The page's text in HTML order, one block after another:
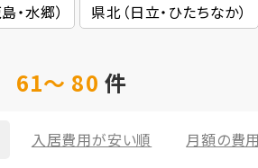
・水郷） 県北（日立・ひたちなか）
61～ 80件
入居費用が安い順 月額の費